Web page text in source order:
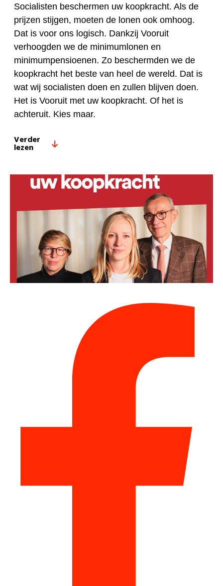
Socialisten beschermen uw koopkracht. Als de
prijzen stijgen, moeten de lonen ook omhoog.
Dat is voor ons logisch. Dankzij Vooruit
verhoogden we de minimumlonen en
minimumpensioenen. Zo beschermden we de
koopkracht het beste van heel de wereld. Dat is
wat wij socialisten doen en zullen blijven doen.
Het is Vooruit met uw koopkracht. Of het is
achteruit. Kies maar.
Verder
lezen